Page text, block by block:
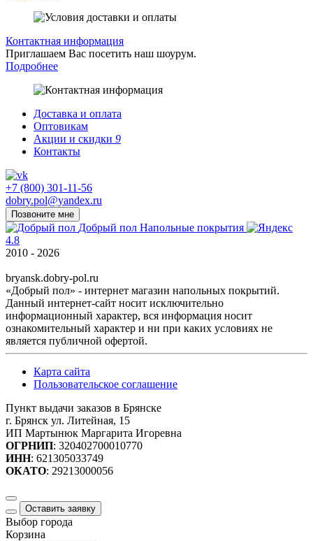
Контактная информация
Приглашаем Вас посетить наш шоурум.
Подробнее
Доставка и оплата
Оптовикам
Акции и скидки 9
Контакты
+7 (800) 301-11-56
dobry.pol@yandex.ru
Позвоните мне
Добрый пол Напольные покрытия
4.8
2010 - 2026
bryansk.dobry-pol.ru
«Добрый пол» - интернет магазин напольных покрытий.
Данный интернет-сайт носит исключительно
информационный характер, вся информация носит
ознакомительный характер и ни при каких условиях не
является публичной офертой.
Карта сайта
Пользовательское соглашение
Пункт выдачи заказов в Брянске
г. Брянск ул. Литейная, 15
ИП Мартынюк Маргарита Игоревна
ОГРНИП: 320402700010770
ИНН: 621305033749
ОКАТО: 29213000056
Оставить заявку
Выбор города
Корзина